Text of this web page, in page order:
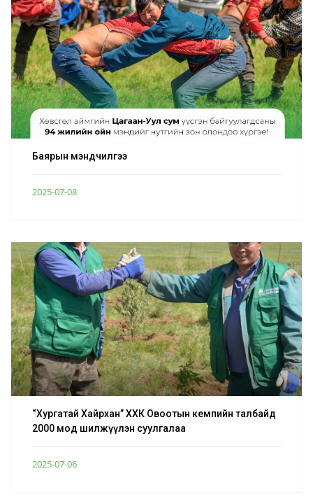
Баярын мэндчилгээ
2025-07-08
“Хургатай Хайрхан” ХХК Овоотын кемпийн талбайд
2000 мод шилжүүлэн суулгалаа
2025-07-06